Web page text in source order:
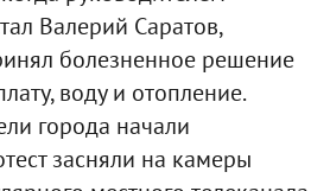
Валерий Саратов,
болезненное решение
воду и отопление.
города начали
засняли на камеры